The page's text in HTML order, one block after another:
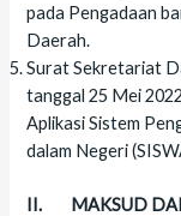
pada Pengadaan
Daerah.
Surat Sekretariat
tanggal 25 Mei
Aplikasi Sistem
dalam Negeri
II. MAKSUD